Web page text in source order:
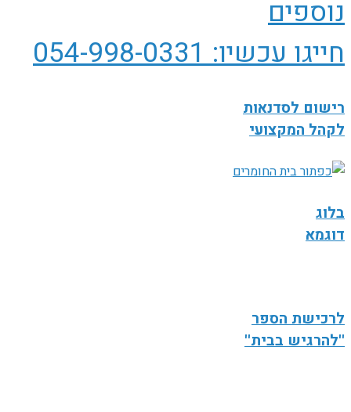
נוספים
חייגו עכשיו: 054-998-0331
רישום לסדנאות
לקהל המקצועי
בלוג
דוגמא
לרכישת הספר
''להרגיש בבית''